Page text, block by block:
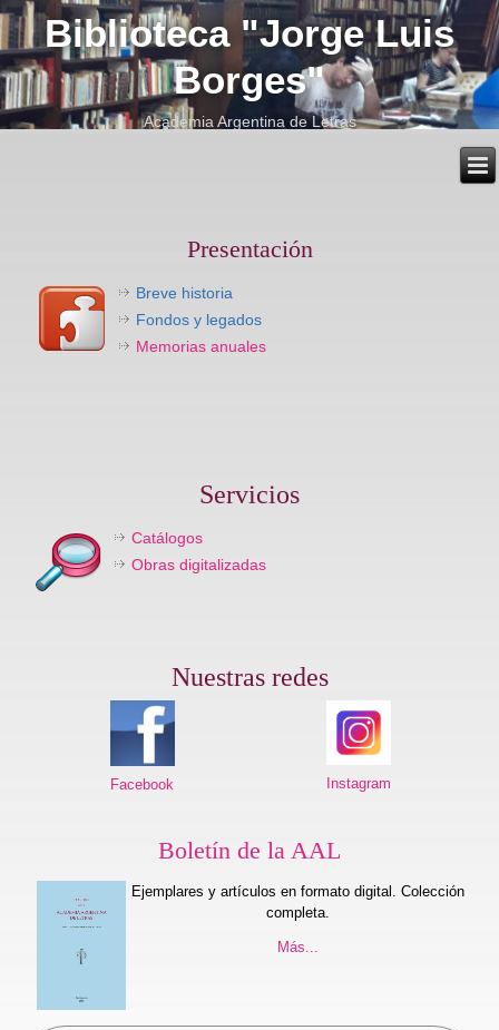
Biblioteca "Jorge Luis
Borges"
Academia Argentina de Letras
Presentación
Breve historia
Fondos y legados
Memorias anuales
Servicios
Catálogos
Obras digitalizadas
Nuestras redes
Facebook Instagram
Boletín de la AAL
Ejemplares y artículos en formato digital. Colección
completa.
Más...